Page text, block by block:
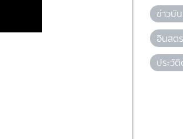
ข่าวบั
อินสต
ประวัติ